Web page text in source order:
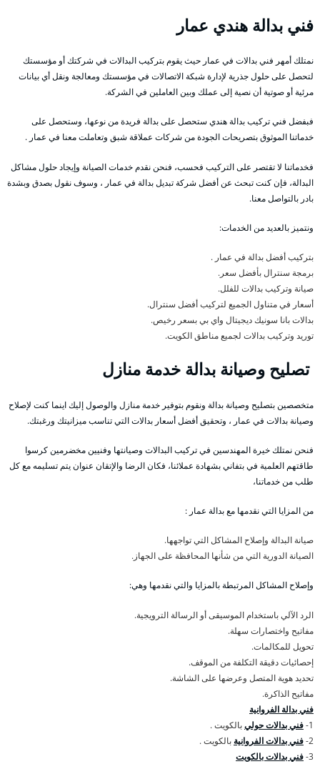
فني بدالة هندي عمار
نمتلك أمهر فني بدالات في عمار حيث يقوم بتركيب البدالات في شركتك أو مؤسستك
لتحصل على حلول جذرية لإدارة شبكة الاتصالات في مؤسستك ومعالجة ونقل أي بيانات
مرئية أو صوتية أن نصية إلى عملك وبين العاملين في الشركة.
فبفضل فني تركيب بدالة هندي ستحصل على بدالة فريدة من نوعها، وستحصل على
خدماتنا الموثوق بتصريحات الجودة من شركات عملاقة شبق وتعاملت معنا في عمار .
فخدماتنا لا تقتصر على التركيب فحسب، فنحن نقدم خدمات الصيانة وإيجاد حلول مشاكل
البدالة، فإن كنت تبحث عن أفضل شركة تبديل بدالة في عمار ، وسوف نقول بصدق وبشدة
بادر بالتواصل معنا.
ونتميز بالعديد من الخدمات:
بتركيب أفضل بدالة في عمار .
برمجة سنترال بأفضل سعر.
صيانة وتركيب بدالات للفلل.
أسعار في متناول الجميع لتركيب أفضل سنترال.
بدالات بانا سونيك ديجيتال واي بي بسعر رخيص.
توريد وتركيب بدالات لجميع مناطق الكويت.
تصليح وصيانة بدالة خدمة منازل
متخصصين بتصليح وصيانة بدالة ونقوم بتوفير خدمة منازل والوصول إليك اينما كنت لإصلاح
وصيانة بدالات في عمار ، وتحقيق أفضل أسعار بدالات التي تناسب ميزانيتك ورغبتك.
فنحن نمتلك خيرة المهندسين في تركيب البدالات وصيانتها وفنيين مخضرمين كرسوا
طاقتهم العلمية في بتفاني بشهادة عملائنا، فكان الرضا والإتقان عنوان يتم تسليمه مع كل
طلب من خدماتنا،
من المزايا التي نقدمها مع بدالة عمار :
صيانة البدالة وإصلاح المشاكل التي تواجهها.
الصيانة الدورية التي من شأنها المحافظة على الجهاز.
وإصلاح المشاكل المرتبطة بالمزايا والتي نقدمها وهي:
الرد الآلي باستخدام الموسيقى أو الرسالة الترويجية.
مفاتيح واختصارات سهلة.
تحويل للمكالمات.
إحصائيات دقيقة التكلفة من الموقف.
تحديد هوية المتصل وعرضها على الشاشة.
مفاتيح الذاكرة.
فني بدالة الفروانية
1- فني بدالات حوليبالكويت .
2- فني بدالات الفروانية بالكويت .
3- فني بدالات بالكويت